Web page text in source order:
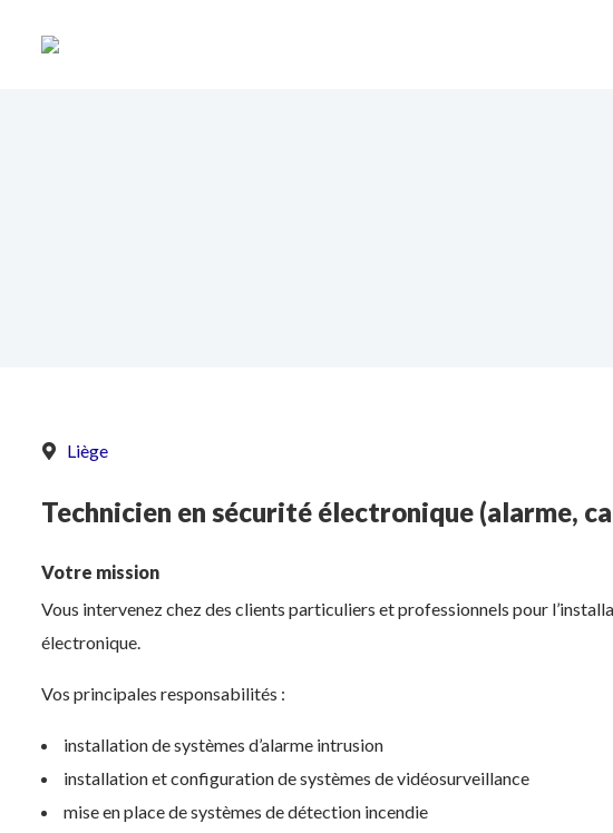
Liège
Technicien en sécurité électronique (alarme,
Votre mission
Vous intervenez chez des clients particuliers et professionnels pour
électronique.
Vos principales responsabilités :
installation de systèmes d’alarme intrusion
installation et configuration de systèmes de vidéosurveillance
mise en place de systèmes de détection incendie